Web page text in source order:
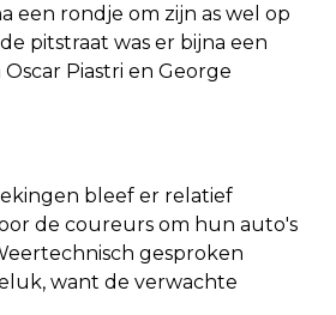
een rondje om zijn as wel op
pitstraat was er bijna een
Piastri en George
bleef er relatief
de coureurs om hun auto's
gesproken
want de verwachte